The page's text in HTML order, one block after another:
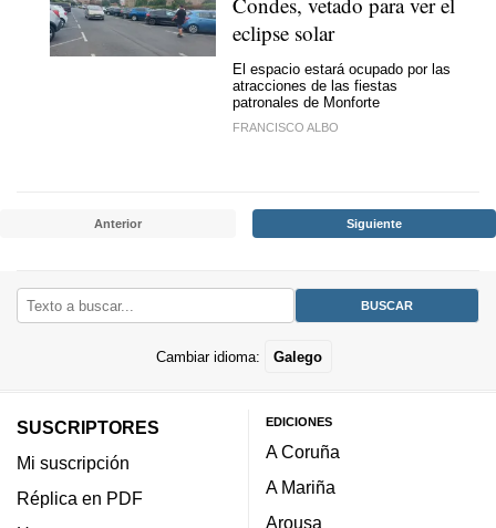
eclipse solar
El espacio estará ocupado por las
atracciones de las fiestas
patronales de Monforte
FRANCISCO ALBO
Anterior Siguiente
Cambiar idioma: Galego
SUSCRIPTORES
Mi suscripción
Réplica en PDF
EDICIONES
A Coruña
A Mariña
Arousa